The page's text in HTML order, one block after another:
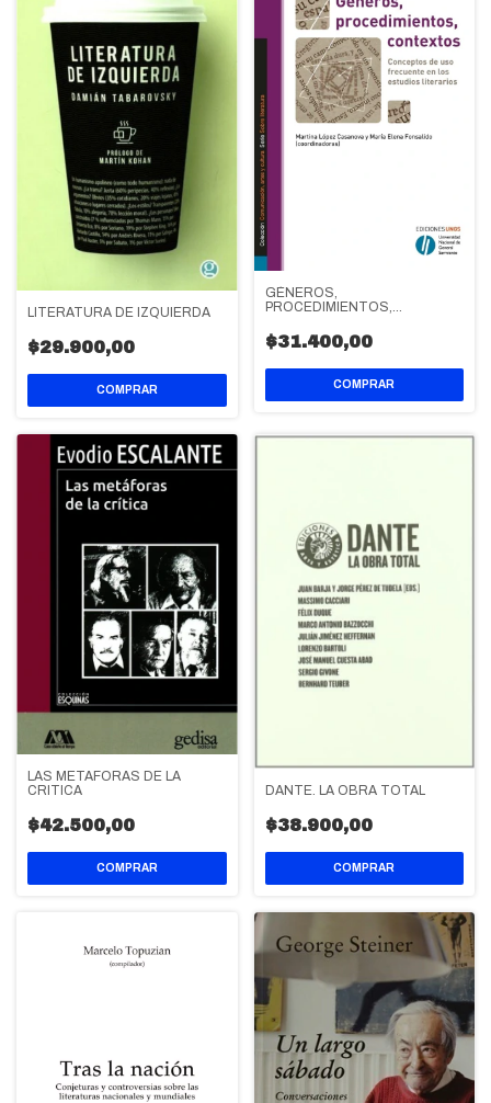
LITERATURA DE IZQUIERDA
$29.900,00
GÉNEROS,
PROCEDIMIENTOS,
$31.400,00
LAS METAFORAS DE LA
CRITICA
$42.500,00
DANTE. LA OBRA TOTAL
$38.900,00